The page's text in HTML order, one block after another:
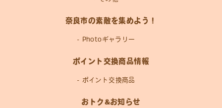
奈良市の素敵を集めよう！
Photoギャラリー
ポイント交換商品情報
ポイント交換商品
おトク&お知らせ